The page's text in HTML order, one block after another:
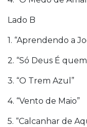
Lado B
1. “Aprendendo
2. “Só Deus É
3. “O Trem
4. “Vento de
5. “Calcanhar de